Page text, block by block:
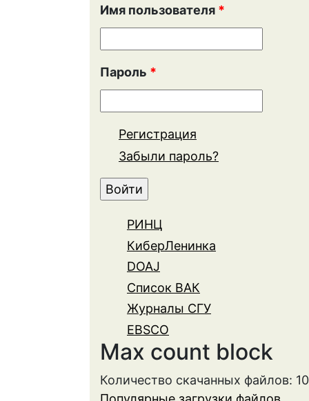
Имя пользователя *
Пароль *
Регистрация
Забыли пароль?
РИНЦ
КиберЛенинка
DOAJ
Список ВАК
Журналы СГУ
EBSCO
Max count block
Количество скачанных файлов: